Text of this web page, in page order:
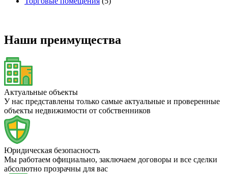
Наши преимущества
Актуальные объекты
У нас представлены только самые актуальные и проверенные
объекты недвижимости от собственников
Юридическая безопасность
Мы работаем официально, заключаем договоры и все сделки
абсолютно прозрачны для вас